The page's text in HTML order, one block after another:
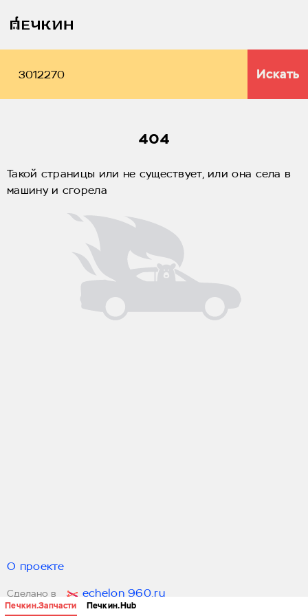
Печкин.Запчасти Печкин.Hub
Искать
404
Такой страницы или не существует, или она села в
машину и сгорела
О проекте
Сделано в echelon 960.ru